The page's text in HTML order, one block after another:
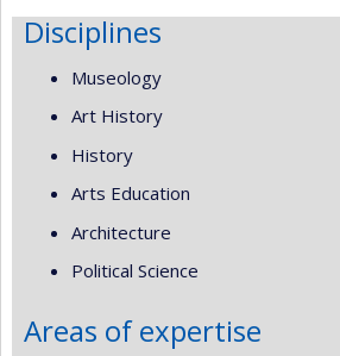
Disciplines
Museology
Art History
History
Arts Education
Architecture
Political Science
Areas of expertise